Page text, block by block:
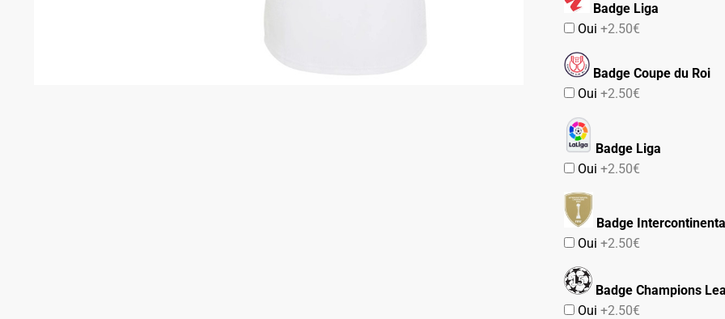
Badge Liga
Oui+2.50€
Badge Coupe du Roi
Oui+2.50€
Badge Liga
Oui+2.50€
Badge
Oui+2.50€
Badge Champions
Oui+2.50€